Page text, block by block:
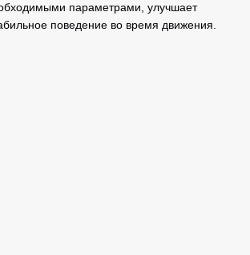
параметрами, улучшает
поведение во время движения.